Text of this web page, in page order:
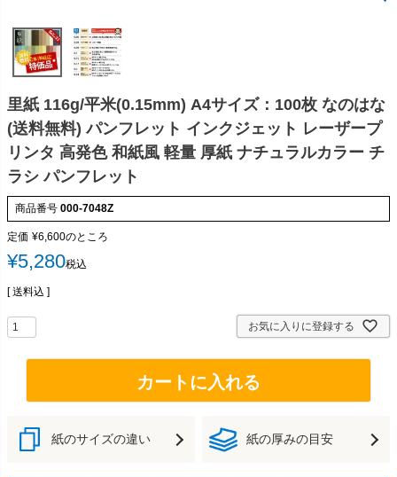
里紙 116g/平米(0.15mm) A4サイズ：100枚 なのはな
(送料無料) パンフレット インクジェット レーザープ
リンタ 高発色 和紙風 軽量 厚紙 ナチュラルカラー チ
ラシ パンフレット
商品番号 000-7048Z
定価 ¥6,600のところ
¥5,280税込
送料込
お気に入りに登録する
カートに入れる
紙のサイズの違い 紙の厚みの目安